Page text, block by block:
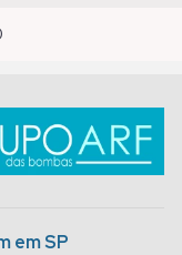
em SP